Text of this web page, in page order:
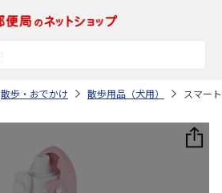
散歩・おでかけ 散歩用品（犬用） スマー